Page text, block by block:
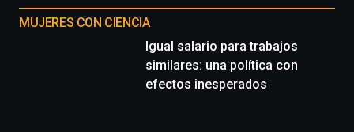
MUJERES CON CIENCIA
Igual salario para trabajos
similares: una política con
efectos inesperados